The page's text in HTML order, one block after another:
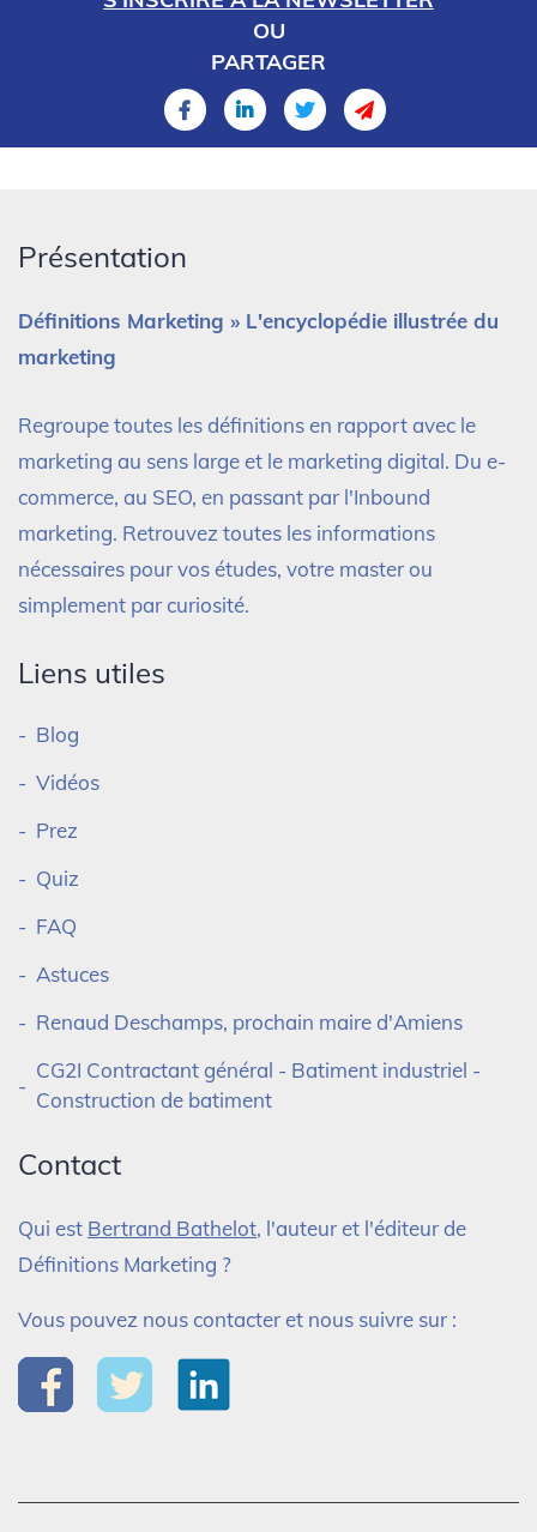
OU
PARTAGER
Présentation
Définitions Marketing » L'encyclopédie illustrée du
marketing
Regroupe toutes les définitions en rapport avec le
marketing au sens large et le marketing digital. Du e-
commerce, au SEO, en passant par l'Inbound
marketing. Retrouvez toutes les informations
nécessaires pour vos études, votre master ou
simplement par curiosité.
Liens utiles
Blog
Vidéos
Prez
Quiz
FAQ
Astuces
Renaud Deschamps, prochain maire d'Amiens
CG2I Contractant général - Batiment industriel -
Construction de batiment
Contact
Qui est Bertrand Bathelot, l'auteur et l'éditeur de
Définitions Marketing ?
Vous pouvez nous contacter et nous suivre sur :